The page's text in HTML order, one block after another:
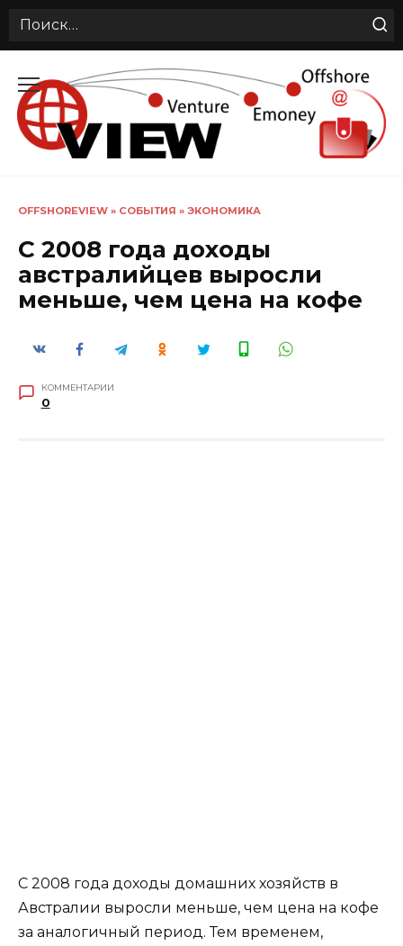
Search
содержанию
OFFSHOREVIEW » СОБЫТИЯ » ЭКОНОМИКА
С 2008 года доходы
австралийцев выросли
меньше, чем цена на кофе
КОММЕНТАРИИ
0
С 2008 года доходы домашних хозяйств в
Австралии выросли меньше, чем цена на кофе
за аналогичный период. Тем временем,